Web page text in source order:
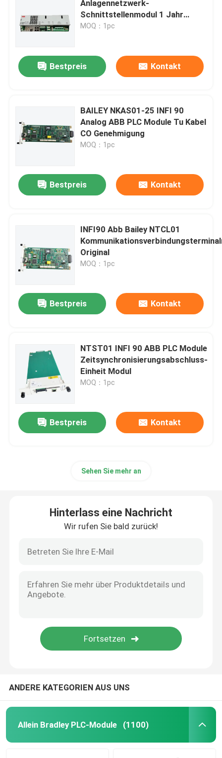
Triconex DCS
B&R PLC-Modul
Beckhoff-SPS-Module
Bachmann-Modul
Teile für automatische Steuerungssysteme
Anlagennetzwerk-
Schnittstellenmodul 1 Jahr
Garantie
MOQ：1pc
Bestpreis Kontakt
BAILEY NKAS01-25 INFI 90
Analog ABB PLC Module Tu Kabel
CO Genehmigung
MOQ：1pc
Bestpreis Kontakt
INFI90 Abb Bailey NTCL01
Original
MOQ：1pc
Bestpreis Kontakt
NTST01 INFI 90 ABB PLC Module
Zeitsynchronisierungsabschluss-
Einheit Modul
MOQ：1pc
Bestpreis Kontakt
Sehen Sie mehr an
Hinterlass eine Nachricht
Wir rufen Sie bald zurück!
ANDERE KATEGORIEN AUS UNS
Allein Bradley PLC-Module (1100)